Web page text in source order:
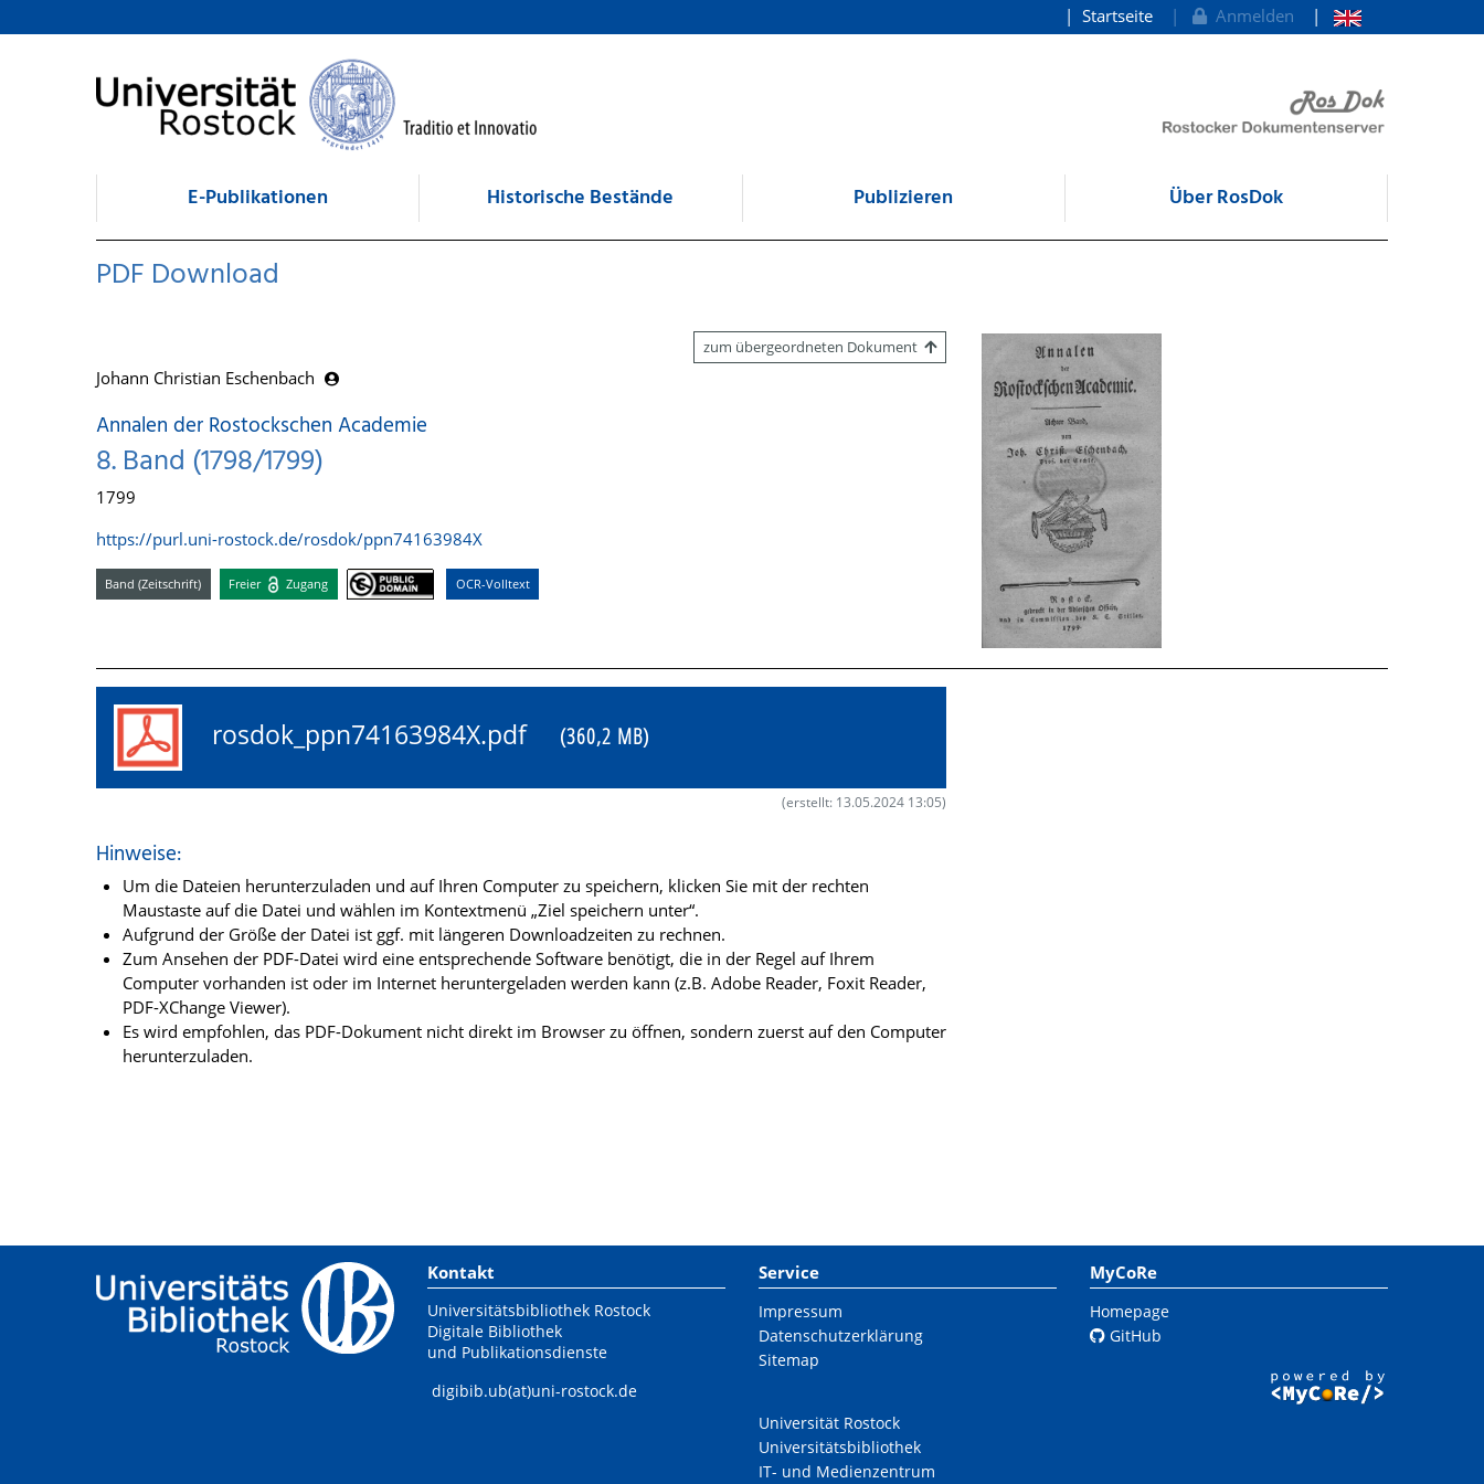
zum Inhalt
Startseite Anmelden
E-Publikationen Historische Bestände Publizieren Über RosDok
PDF Download
zum übergeordneten Dokument
Johann Christian Eschenbach
Annalen der Rostockschen Academie
8. Band (1798/1799)
1799
https://purl.uni-rostock.de/rosdok/ppn74163984X
Band (Zeitschrift) Freier Zugang OCR-Volltext
rosdok_ppn74163984X.pdf (360,2 MB)
(erstellt: 13.05.2024 13:05)
Hinweise:
Um die Dateien herunterzuladen und auf Ihren Computer zu speichern, klicken Sie mit der rechten
Maustaste auf die Datei und wählen im Kontextmenü „Ziel speichern unter“.
Aufgrund der Größe der Datei ist ggf. mit längeren Downloadzeiten zu rechnen.
Zum Ansehen der PDF-Datei wird eine entsprechende Software benötigt, die in der Regel auf Ihrem
Computer vorhanden ist oder im Internet heruntergeladen werden kann (z.B. Adobe Reader, Foxit Reader,
PDF-XChange Viewer).
Es wird empfohlen, das PDF-Dokument nicht direkt im Browser zu öffnen, sondern zuerst auf den Computer
herunterzuladen.
Kontakt
Universitätsbibliothek Rostock
Digitale Bibliothek
und Publikationsdienste
digibib.ub(at)uni-rostock.de
Service
Impressum
Datenschutzerklärung
Sitemap
Universität Rostock
Universitätsbibliothek
IT- und Medienzentrum
MyCoRe
Homepage
GitHub